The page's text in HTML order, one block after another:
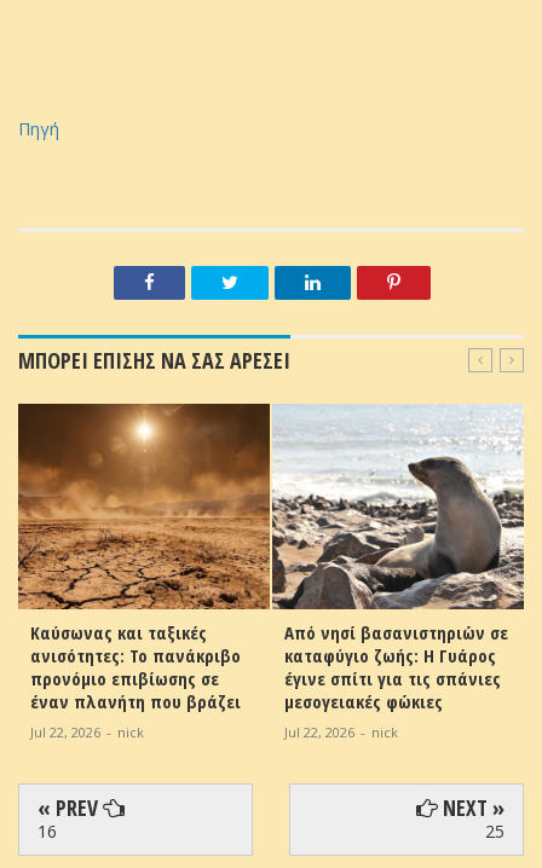
Πηγή
ΜΠΟΡΕΙ ΕΠΙΣΗΣ ΝΑ ΣΑΣ ΑΡΕΣΕΙ
Καύσωνας και ταξικές
ανισότητες: Το πανάκριβο
προνόμιο επιβίωσης σε
έναν πλανήτη που βράζει
Jul 22, 2026 - nick
Από νησί βασανιστηριών σε
καταφύγιο ζωής: Η Γυάρος
έγινε σπίτι για τις σπάνιες
μεσογειακές φώκιες
Jul 22, 2026 - nick
« PREV
16
NEXT »
25